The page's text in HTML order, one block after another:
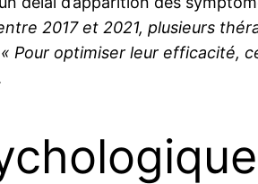
2017 et 2021, plusieurs
Pour optimiser leur efficacité,